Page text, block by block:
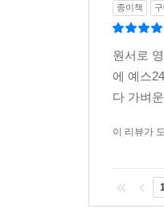
종이책
원서로
에 예스
다 가벼
이 리뷰가